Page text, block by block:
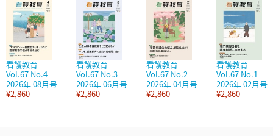
看護教育
Vol.67 No.4
2026年 08月号
¥2,860
看護教育
Vol.67 No.3
2026年 06月号
¥2,860
看護教育
Vol.67 No.2
2026年 04月号
¥2,860
看護教育
Vol.67 No.1
2026年 02月号
¥2,860